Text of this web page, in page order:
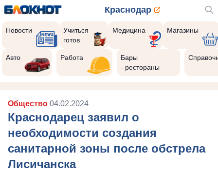
Краснодар
Новости
Учиться
готов
Медицина Магазины
Авто Работа
Бары
- рестораны
Общество 04.02.2024
Краснодарец заявил о
необходимости создания
санитарной зоны после обстрела
Лисичанска